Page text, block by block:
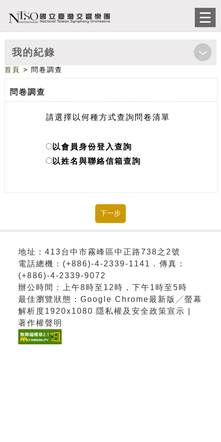
前往首頁
我的紀錄
首頁 > 問卷調查
問卷調查
請選擇以何種方式查詢問卷清單
以會員身份登入查詢
以姓名與聯絡信箱查詢
地址：413台中市霧峰區中正路738之2號
電話總機：(+886)-4-2339-1141．傳真：
(+886)-4-2339-9072
辦公時間：上午8時至12時，下午1時至5時
最佳瀏覽狀態：Google Chrome最新版╱螢幕
解析度1920x1080 隱私權及安全政策宣示 |
著作權聲明